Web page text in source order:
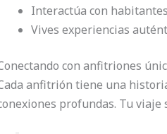
Interactúa con
Vives experiencias
con anfitriones
anfitrión tiene una
profundas. Tu